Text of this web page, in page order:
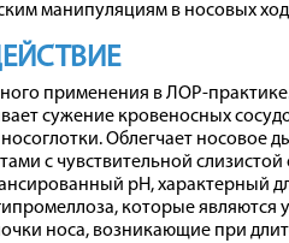
манипуляциям в носовых
применения в ЛОР-
сужение кровеносных
Облегчает носовое
с чувствительной слизистой
рН, характерный
которые
носа, возникающие при